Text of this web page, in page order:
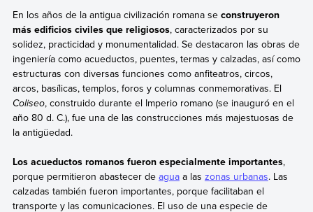
En los años de la antigua civilización romana se construyeron
más edificios civiles que religiosos, caracterizados por su
solidez, practicidad y monumentalidad. Se destacaron las obras de
ingeniería como acueductos, puentes, termas y calzadas, así como
estructuras con diversas funciones como anfiteatros, circos,
arcos, basílicas, templos, foros y columnas conmemorativas. El
Coliseo, construido durante el Imperio romano (se inauguró en el
año 80 d. C.), fue una de las construcciones más majestuosas de
la antigüedad.
Los acueductos romanos fueron especialmente importantes,
porque permitieron abastecer de aguaa las zonas urbanas. Las
calzadas también fueron importantes, porque facilitaban el
transporte y las comunicaciones. El uso de una especie de